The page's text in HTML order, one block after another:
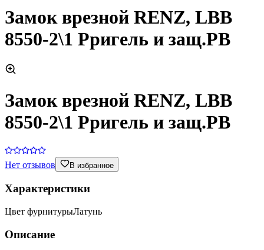
Замок врезной RENZ, LBB
8550-2\1 Pригель и защ.PB
Замок врезной RENZ, LBB
8550-2\1 Pригель и защ.PB
Нет отзывов В избранное
Характеристики
Цвет фурнитурыЛатунь
Описание